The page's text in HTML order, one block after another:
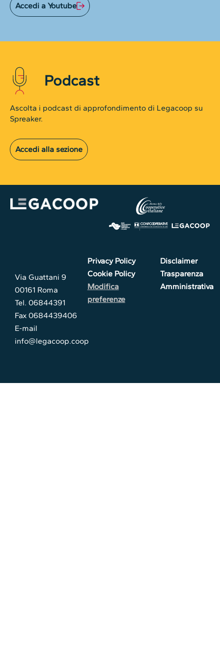
Accedi a Youtube
Podcast
Ascolta i podcast di approfondimento di Legacoop su
Spreaker.
Accedi alla sezione
Via Guattani 9
00161 Roma
Tel. 06844391
Fax 0684439406
E-mail
info@legacoop.coop
Privacy Policy
Cookie Policy
Modifica
preferenze
Disclaimer
Trasparenza
Amministrativa